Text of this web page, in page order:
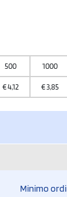
500 1000
€4,12 €3,85
Minimo